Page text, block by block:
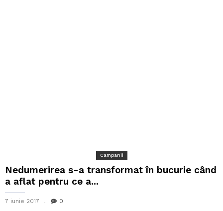
Campanii
Nedumerirea s-a transformat în bucurie când
a aflat pentru ce a...
7 iunie 2017 0